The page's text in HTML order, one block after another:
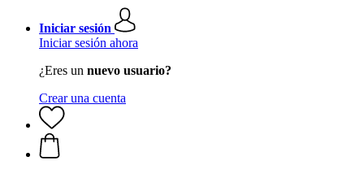
Iniciar sesión
Iniciar sesión ahora
¿Eres un nuevo usuario?
Crear una cuenta